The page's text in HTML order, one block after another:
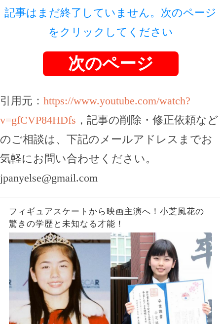
記事はまだ終了していません。次のページ
をクリックしてください
次のページ
引用元： https://www.youtube.com/watch?
v=gfCVP84HDfs ，記事の削除・修正依頼など
のご相談は、下記のメールアドレスまでお
気軽にお問い合わせください。
jpanyelse@gmail.com
フィギュアスケートから映画主演へ！小芝風花の
驚きの学歴と未知なる才能！